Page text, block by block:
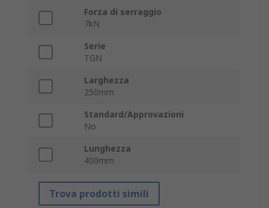
Forza di serraggio
7kN
Serie
TGN
Larghezza
250mm
Standard/Approvazioni
No
Lunghezza
400mm
Trova prodotti simili